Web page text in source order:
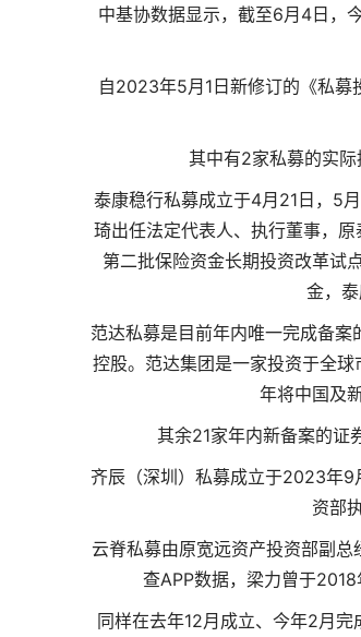
中基协数据显示，截至6月4日，
自2023年5月1日新修订的《私募
其中有2家私募的实际
泰康稳行私募成立于4月21日，5
琦出任法定代表人、执行董事，
第二批保险资金长期投资改革试
金，
范达私募是目前年内唯一完成备
控股。范达集团是一家投资于全
年将中国及
其余21家年内新备案的证
齐辰（深圳）私募成立于2023年
资部
云脊私募由原宽远资产投资部副
查APP数据，梁力曾于
同样在去年12月成立、今年2月完